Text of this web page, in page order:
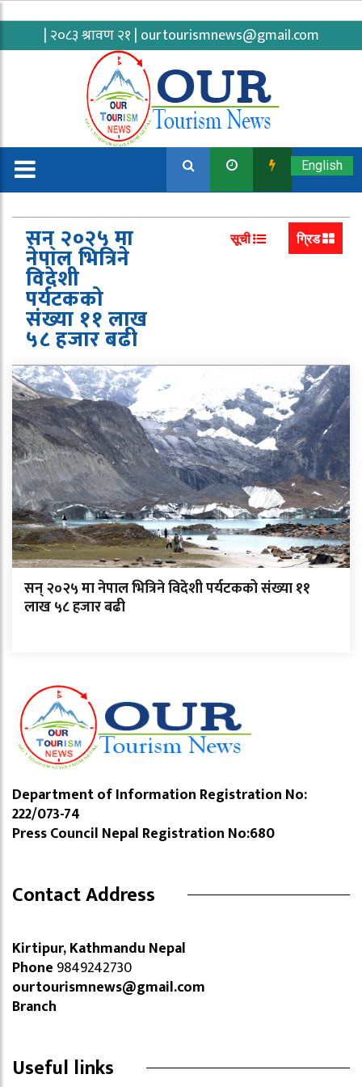
| २०८३ श्रावण २१ | ourtourismnews@gmail.com
English
सन् २०२५ मा
नेपाल भित्रिने
विदेशी
पर्यटकको
संख्या ११ लाख
५८ हजार बढी
सूची ग्रिड
सन् २०२५ मा नेपाल भित्रिने विदेशी पर्यटकको संख्या ११
लाख ५८ हजार बढी
Department of Information Registration No:
222/073-74
Press Council Nepal Registration No:680
Contact Address
Kirtipur, Kathmandu Nepal
Phone 9849242730
ourtourismnews@gmail.com
Branch
Useful links